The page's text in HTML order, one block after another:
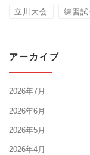
立川大会 練習試
アーカイブ
2026年7月
2026年6月
2026年5月
2026年4月